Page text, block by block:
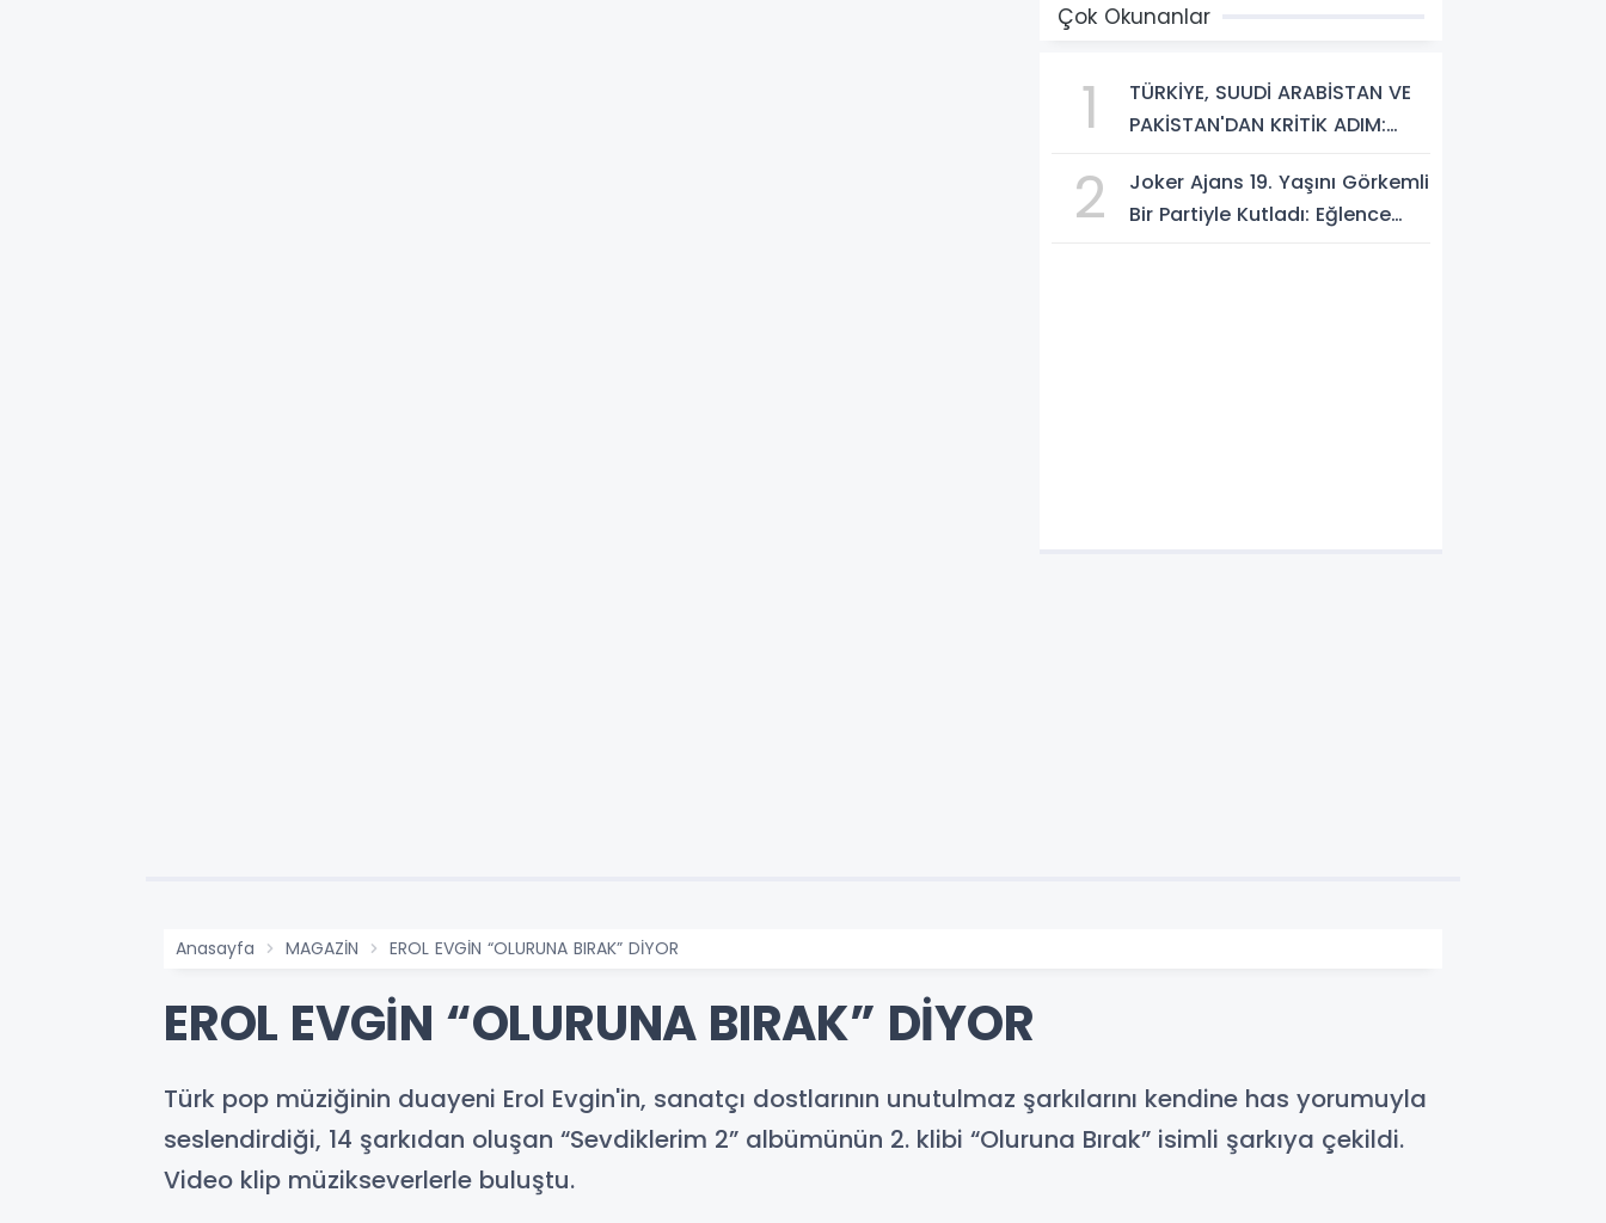
Çok Okunanlar
1
TÜRKİYE, SUUDİ ARABİSTAN VE
PAKİSTAN'DAN KRİTİK ADIM:
ANLAŞMASI" İMZALANDI!
2
Joker Ajans 19. Yaşını Görkemli
Bir Partiyle Kutladı: Eğlence
Anasayfa MAGAZİN EROL EVGİN “OLURUNA BIRAK” DİYOR
EROL EVGİN “OLURUNA BIRAK” DİYOR
Türk pop müziğinin duayeni Erol Evgin'in, sanatçı dostlarının unutulmaz şarkılarını kendine has yorumuyla
seslendirdiği, 14 şarkıdan oluşan “Sevdiklerim 2” albümünün 2. klibi “Oluruna Bırak” isimli şarkıya çekildi.
Video klip müzikseverlerle buluştu.